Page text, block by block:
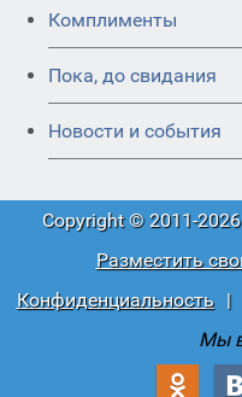
Комплименты
Пока, до свидания
Новости и события
Copyright © 2011-
Разместить
Конфиденциальность
|
Мы